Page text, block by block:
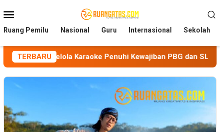
ke
kontenMobile
Ruang Pemilu Nasional Guru Internasional Sekolah
TERBARU
Karaoke Penuhi Kewajiban PBG dan SLF BEM